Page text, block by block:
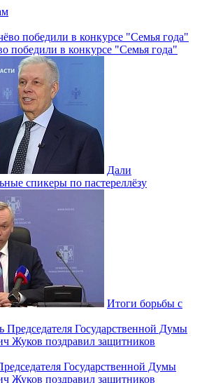
победили в конкурсе "Семья года"
Дали
спикеры по пастереллёзу
Итоги борьбы с
Государственной Думы
Жуков поздравил защитников